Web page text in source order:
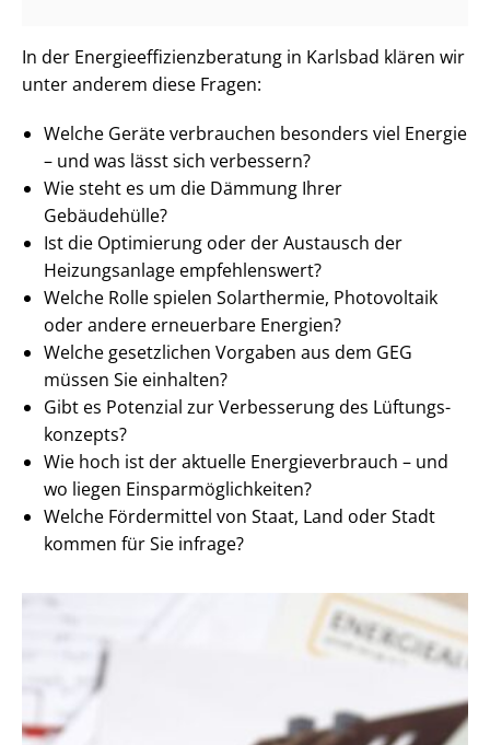
In der En­er­gie­ef­fi­zi­enz­be­ra­tung in Karlsbad klären wir
unter anderem diese Fragen:
Welche Geräte verbrauchen besonders viel Energie
– und was lässt sich verbessern?
Wie steht es um die Dämmung Ihrer
Gebäudehülle?
Ist die Optimierung oder der Austausch der
Heizungsanlage empfehlenswert?
Welche Rolle spielen Solarthermie, Photovoltaik
oder andere erneuerbare Energien?
Welche gesetzlichen Vorgaben aus dem GEG
müssen Sie einhalten?
Gibt es Potenzial zur Verbesserung des Lüf­tungs­
kon­zepts?
Wie hoch ist der aktuelle En­er­gie­ver­brauch – und
wo liegen Ein­spar­mög­lich­kei­ten?
Welche Fördermittel von Staat, Land oder Stadt
kommen für Sie infrage?